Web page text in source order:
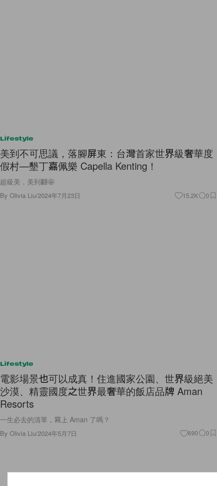
Lifestyle
美到不可思議，落腳屏東：台灣首家世界級奢華度
假村—墾丁嘉佩樂 Capella Kenting！
超級美，美到翻🤩
By Olivia Liu/2024年7月23日 15.2K 0
Lifestyle
電影場景也可以成真！住進國家公園、世界級絕美
沙漠、精靈國度之世界最奢華的飯店品牌 Aman
Resorts
一生必去的清單，寫上 Aman 了嗎？
By Olivia Liu/2024年5月7日 690 0